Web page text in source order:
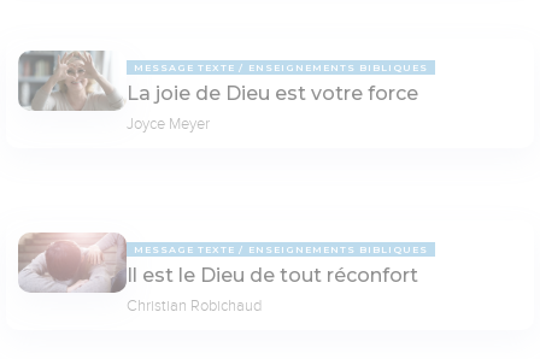
MESSAGE TEXTE ENSEIGNEMENTS BIBLIQUES
La joie de Dieu est votre force
Joyce Meyer
MESSAGE TEXTE ENSEIGNEMENTS BIBLIQUES
Il est le Dieu de tout réconfort
Christian Robichaud